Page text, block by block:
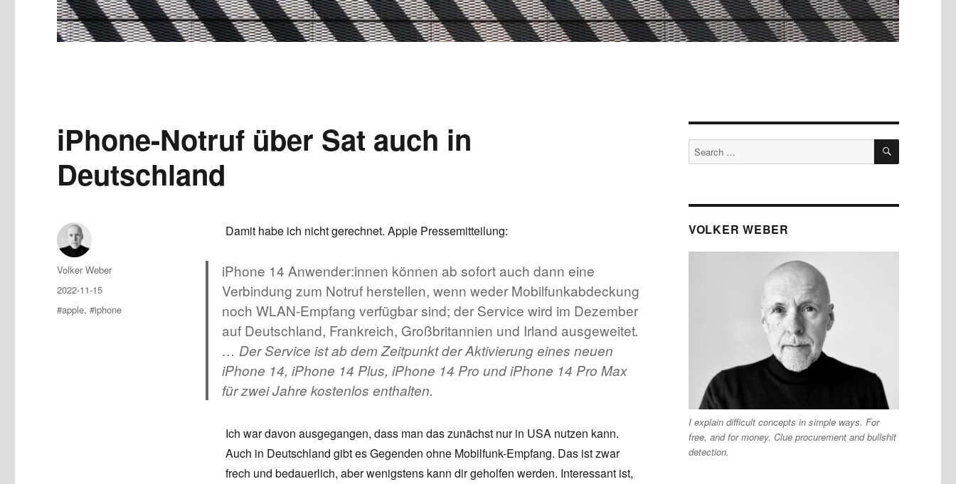
iPhone-Notruf über Sat auch in
Deutschland
Damit habe ich nicht gerechnet. Apple Pressemitteilung:
iPhone 14 Anwender:innen können ab sofort auch dann eine
Verbindung zum Notruf herstellen, wenn weder Mobilfunkabdeckung
noch WLAN-Empfang verfügbar sind; der Service wird im Dezember
auf Deutschland, Frankreich, Großbritannien und Irland ausgeweitet.
… Der Service ist ab dem Zeitpunkt der Aktivierung eines neuen
iPhone 14, iPhone 14 Plus, iPhone 14 Pro und iPhone 14 Pro Max
für zwei Jahre kostenlos enthalten.
Ich war davon ausgegangen, dass man das zunächst nur in USA nutzen kann.
Auch in Deutschland gibt es Gegenden ohne Mobilfunk-Empfang. Das ist zwar
frech und bedauerlich, aber wenigstens kann dir geholfen werden. Interessant ist,
Author
Volker Weber
Posted
on
2022-11-15
Tags
#apple,#iphone
Search
for:
SEARCH
VOLKER WEBER
I explain difficult concepts in simple ways. For
free, and for money. Clue procurement and bullshit
detection.